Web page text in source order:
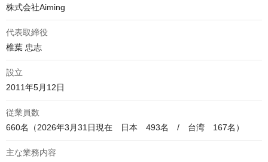
株式会社Aiming
代表取締役
椎葉 忠志
設立
2011年5月12日
従業員数
660名（2026年3月31日現在　日本　493名　/　台湾　167名）
主な業務内容